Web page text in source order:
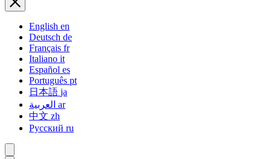
English en
Deutsch de
Français fr
Italiano it
Español es
Português pt
日本語 ja
ar
中文 zh
Русский ru